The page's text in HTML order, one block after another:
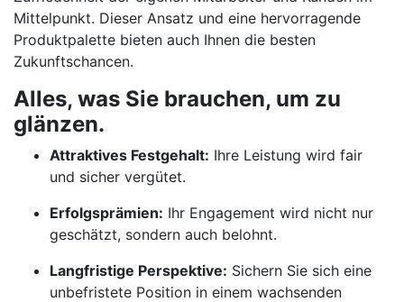
Mittelpunkt. Dieser Ansatz und eine hervorragende
Produktpalette bieten auch Ihnen die besten
Zukunftschancen.
Alles, was Sie brauchen, um zu
glänzen.
Attraktives Festgehalt: Ihre Leistung wird fair
und sicher vergütet.
Erfolgsprämien: Ihr Engagement wird nicht nur
geschätzt, sondern auch belohnt.
Langfristige Perspektive: Sichern Sie sich eine
unbefristete Position in einem wachsenden